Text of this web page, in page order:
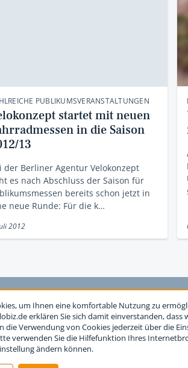
PUBLIKUMSVERANSTALTUNGEN
startet mit neuen
in die Saison
13
der Berliner Agentur Velokonzept
es nach Abschluss der Saison für
bereits schon jetzt in
neue Runde: Für die k…
2012
um Ihnen eine komfortable Nutzung zu
erklären Sie sich damit einverstanden, dass
die Verwendung von Cookies jederzeit über die
verwenden Sie die Hilfefunktion Ihres
ändern können.